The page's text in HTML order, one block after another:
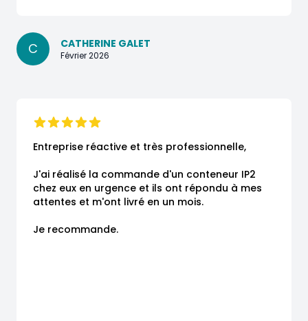
C CATHERINE GALET
Février 2026
Entreprise réactive et très professionnelle,
J'ai réalisé la commande d'un conteneur IP2
chez eux en urgence et ils ont répondu à mes
attentes et m'ont livré en un mois.
Je recommande.